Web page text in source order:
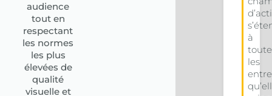
audience
tout en
respectant
les normes
les plus
élevées de
qualité
visuelle et
à
les